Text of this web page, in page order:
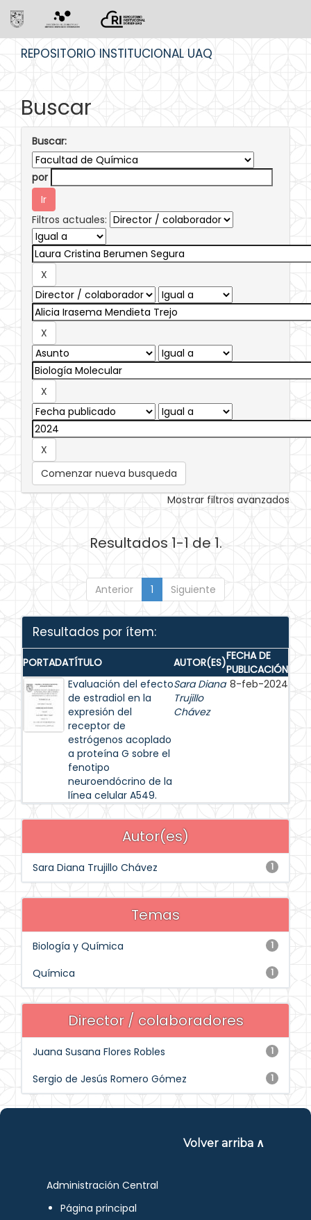
REPOSITORIO INSTITUCIONAL UAQ
Buscar
Buscar:
por
Filtros actuales:
Comenzar nueva busqueda
Mostrar filtros avanzados
Resultados 1-1 de 1.
Anterior 1 Siguiente
Resultados por ítem:
PORTADATÍTULO AUTOR(ES)FECHA DE
PUBLICACIÓN
Evaluación del efecto
de estradiol en la
expresión del
receptor de
estrógenos acoplado
a proteína G sobre el
fenotipo
neuroendócrino de la
línea celular A549.
Sara Diana
Trujillo
Chávez
8-feb-2024
Autor(es)
1
Sara Diana Trujillo Chávez
Temas
1
Biología y Química
1
Química
Director / colaboradores
1
Juana Susana Flores Robles
1
Sergio de Jesús Romero Gómez
Volver arriba ∧
Administración Central
Página principal